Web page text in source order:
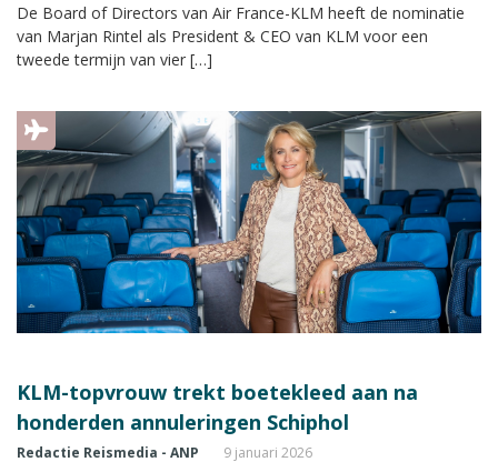
De Board of Directors van Air France-KLM heeft de nominatie
van Marjan Rintel als President & CEO van KLM voor een
tweede termijn van vier […]
KLM-topvrouw trekt boetekleed aan na
honderden annuleringen Schiphol
Redactie Reismedia - ANP 9 januari 2026